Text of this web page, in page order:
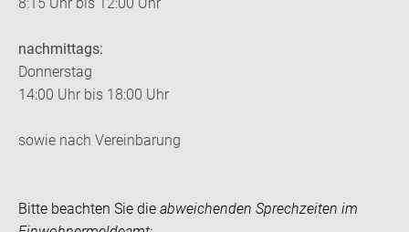
nachmittags:
Donnerstag
14:00 Uhr bis 18:00 Uhr
sowie nach Vereinbarung
Bitte beachten Sie die abweichenden Sprechzeiten im